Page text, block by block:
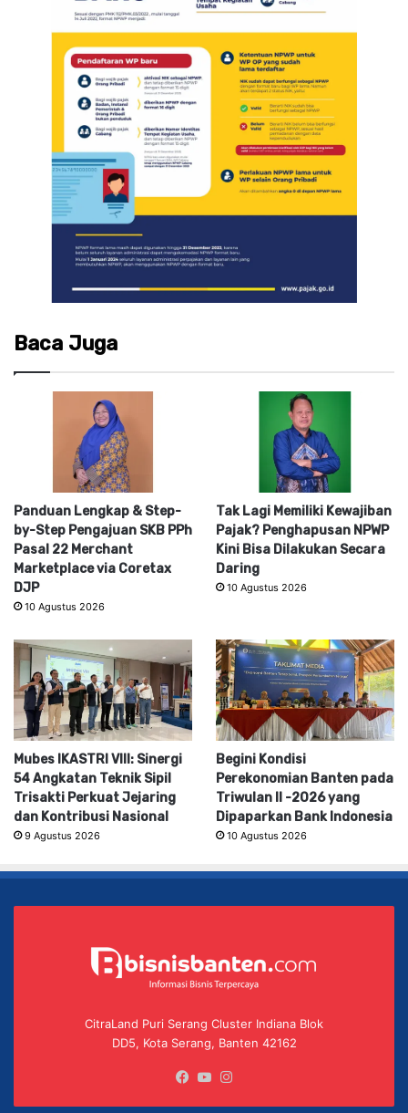
Baca Juga
Panduan Lengkap & Step-
by-Step Pengajuan SKB PPh
Pasal 22 Merchant
Marketplace via Coretax
DJP
10 Agustus 2026
Tak Lagi Memiliki Kewajiban
Pajak? Penghapusan NPWP
Kini Bisa Dilakukan Secara
Daring
10 Agustus 2026
Mubes IKASTRI VIII: Sinergi
54 Angkatan Teknik Sipil
Trisakti Perkuat Jejaring
dan Kontribusi Nasional
9 Agustus 2026
Begini Kondisi
Perekonomian Banten pada
Triwulan II -2026 yang
Dipaparkan Bank Indonesia
10 Agustus 2026
CitraLand Puri Serang Cluster Indiana Blok
DD5, Kota Serang, Banten 42162
Facebook
YouTube